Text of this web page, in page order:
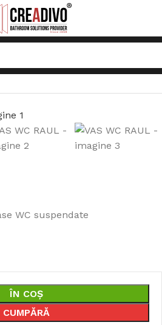
Vase WC suspendate
WC suspendate
ÎN COȘ
CUMPĂRĂ